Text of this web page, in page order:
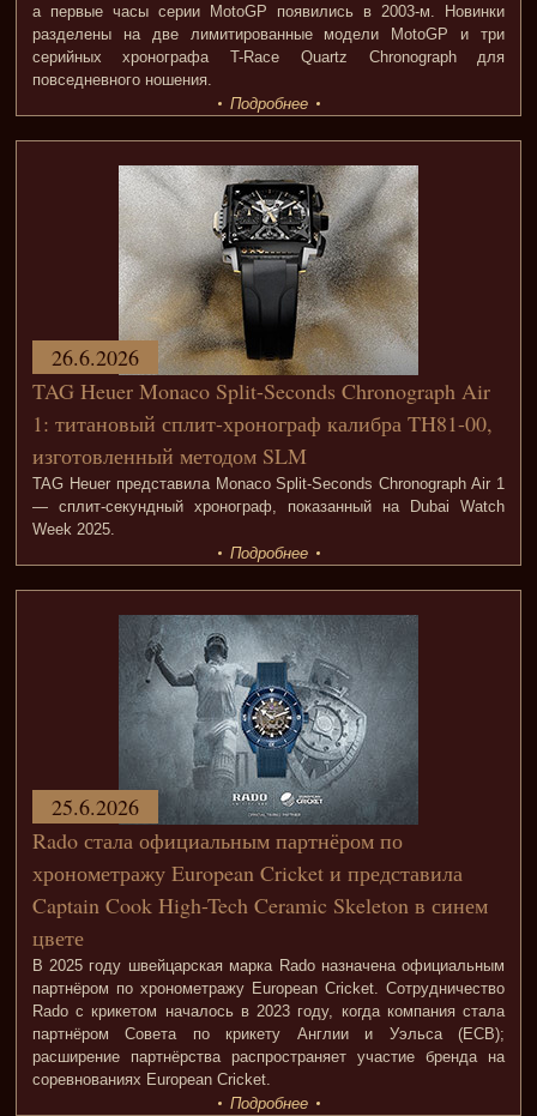
а первые часы серии MotoGP появились в 2003-м. Новинки
разделены на две лимитированные модели MotoGP и три
серийных хронографа T-Race Quartz Chronograph для
повседневного ношения.
Подробнее
TAG Heuer Monaco Split-Seconds Chronograph Air
1: титановый сплит-хронограф калибра TH81-00,
изготовленный методом SLM
TAG Heuer представила Monaco Split-Seconds Chronograph Air 1
— сплит-секундный хронограф, показанный на Dubai Watch
Week 2025.
26.6.2026
Подробнее
Rado стала официальным партнёром по
хронометражу European Cricket и представила
Captain Cook High-Tech Ceramic Skeleton в синем
цвете
В 2025 году швейцарская марка Rado назначена официальным
партнёром по хронометражу European Cricket. Сотрудничество
Rado с крикетом началось в 2023 году, когда компания стала
партнёром Совета по крикету Англии и Уэльса (ECB);
расширение партнёрства распространяет участие бренда на
соревнованиях European Cricket.
25.6.2026
Подробнее